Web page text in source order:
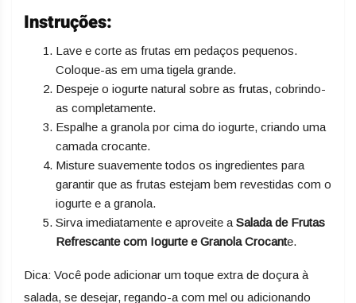
Instruções:
Lave e corte as frutas em pedaços pequenos.
Coloque-as em uma tigela grande.
Despeje o iogurte natural sobre as frutas, cobrindo-
as completamente.
Espalhe a granola por cima do iogurte, criando uma
camada crocante.
Misture suavemente todos os ingredientes para
garantir que as frutas estejam bem revestidas com o
iogurte e a granola.
Sirva imediatamente e aproveite a Salada de Frutas
Refrescante com Iogurte e Granola Crocante.
Dica: Você pode adicionar um toque extra de doçura à
salada, se desejar, regando-a com mel ou adicionando